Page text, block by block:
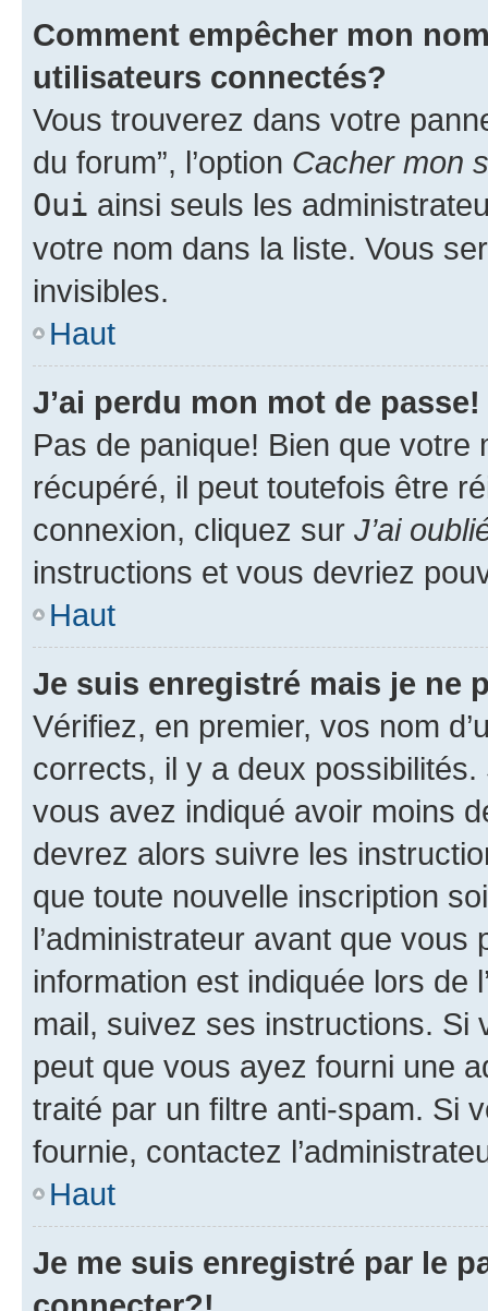
Comment empêcher mon
utilisateurs connectés?
Vous trouverez dans votre
du forum”, l’option Cacher mon
Oui ainsi seuls les
votre nom dans la liste. Vous
invisibles.
Haut
J’ai perdu mon mot de passe!
Pas de panique! Bien que
récupéré, il peut toutefois être
connexion, cliquez sur J’ai
instructions et vous devriez
Haut
Je suis enregistré mais je ne
Vérifiez, en premier, vos nom
corrects, il y a deux
vous avez indiqué avoir moins
devrez alors suivre les
que toute nouvelle inscription
l’administrateur avant que
information est indiquée lors de
mail, suivez ses instructions. Si
peut que vous ayez fourni une
traité par un filtre anti-spam. Si
fournie, contactez
Haut
Je me suis enregistré par le